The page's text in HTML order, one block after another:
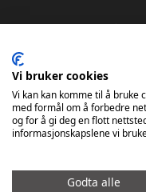
Administrasjonen i
Styre og utvalg
VARSLINGSRUTINER
Vi bruker cookies
Vi kan kan komme til å bruke
med formål om å forbedre
og for å gi deg en flott
informasjonskapslene vi
Godta alle